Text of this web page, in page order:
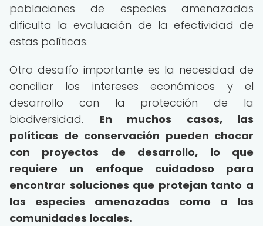
poblaciones de especies amenazadas
dificulta la evaluación de la efectividad de
estas políticas.
Otro desafío importante es la necesidad de
conciliar los intereses económicos y el
desarrollo con la protección de la
biodiversidad. En muchos casos, las
políticas de conservación pueden chocar
con proyectos de desarrollo, lo que
requiere un enfoque cuidadoso para
encontrar soluciones que protejan tanto a
las especies amenazadas como a las
comunidades locales.